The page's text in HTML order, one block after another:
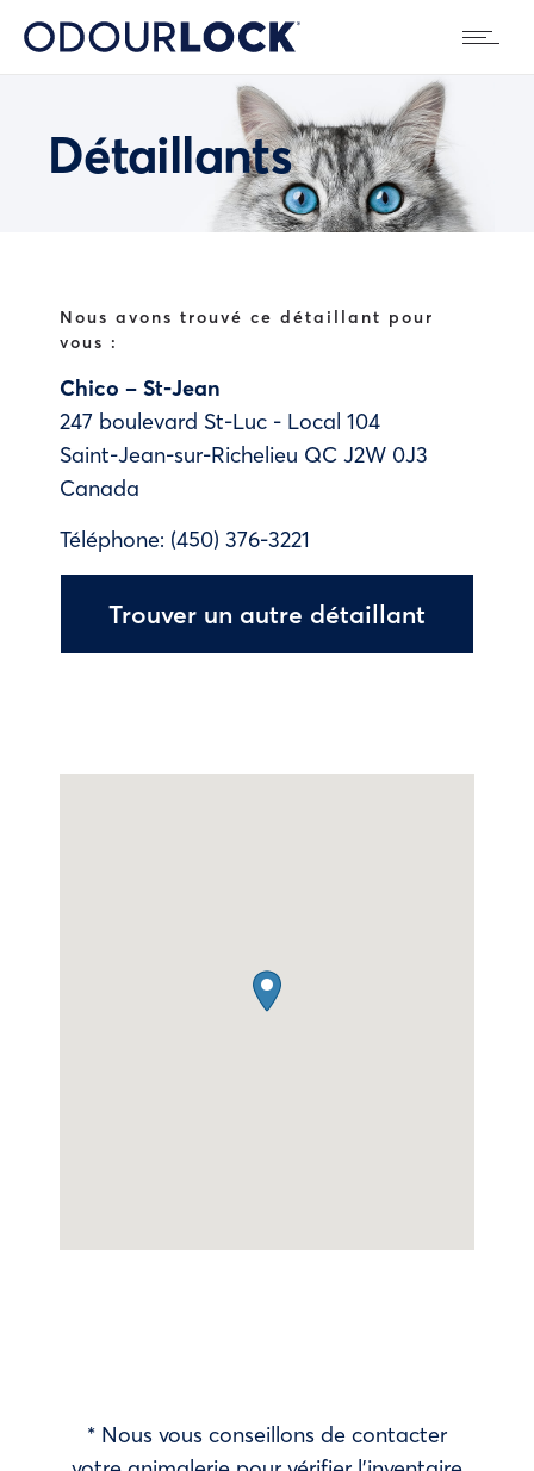
Détaillants
Nous avons trouvé ce détaillant pour
vous :
Chico – St-Jean
247 boulevard St-Luc - Local 104
Saint-Jean-sur-Richelieu QC J2W 0J3
Canada
Téléphone: (450) 376-3221
Trouver un autre détaillant
* Nous vous conseillons de contacter